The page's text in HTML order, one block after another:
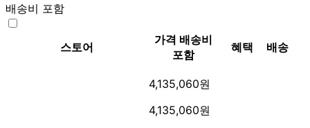
배송비 포함
스토어
가격 배송비
포함
혜택 배송
4,135,060원
4,135,060원